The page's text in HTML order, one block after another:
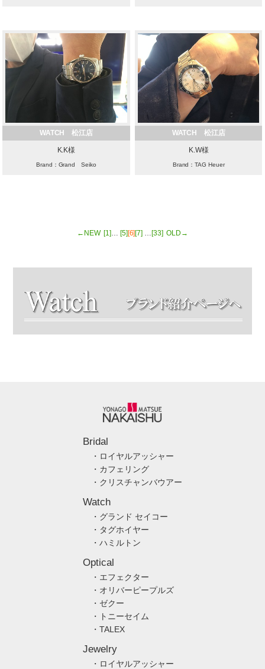
WATCH 松江店
K.K様
Brand：Grand Seiko
WATCH 松江店
K.W様
Brand：TAG Heuer
←NEW [1]… [5][6][7] …[33] OLD→
Bridal
・ロイヤルアッシャー
・カフェリング
・クリスチャンバウアー
Watch
・グランド セイコー
・タグホイヤー
・ハミルトン
Optical
・エフェクター
・オリバーピープルズ
・ゼクー
・トニーセイム
・TALEX
Jewelry
・ロイヤルアッシャー